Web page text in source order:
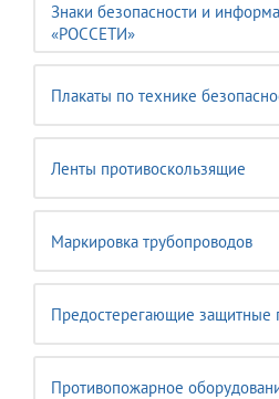
Знаки безопасности и
«РОССЕТИ»
Плакаты по технике
Ленты противоскользящие
Маркировка трубопроводов
Предостерегающие защитные
Противопожарное